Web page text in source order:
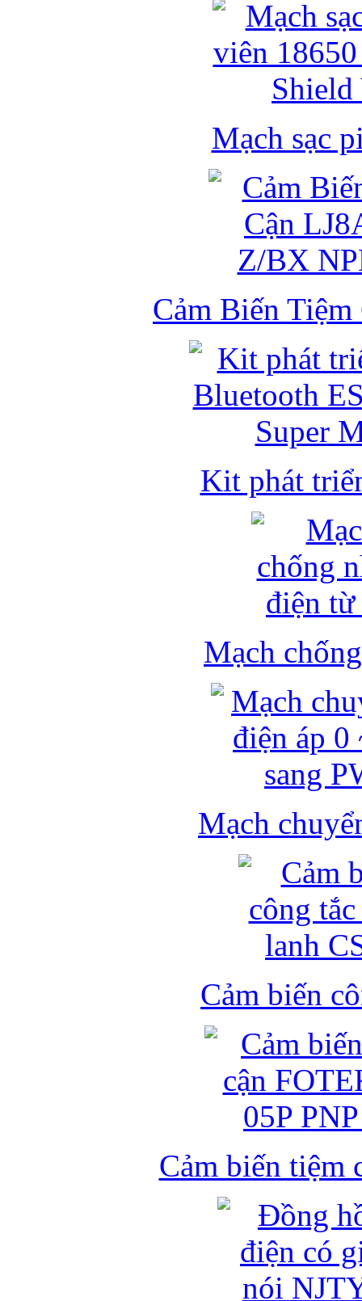
Mạch sạc
Cảm Biến
Kit phát
Mạch
Mạch
Cảm biến
Cảm biến tiệm